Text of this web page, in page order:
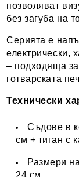
позволяват
без загуба на
Серията е
електрически,
– подходяща
готварската
Технически
Съдове в
см + тиган с
Размери